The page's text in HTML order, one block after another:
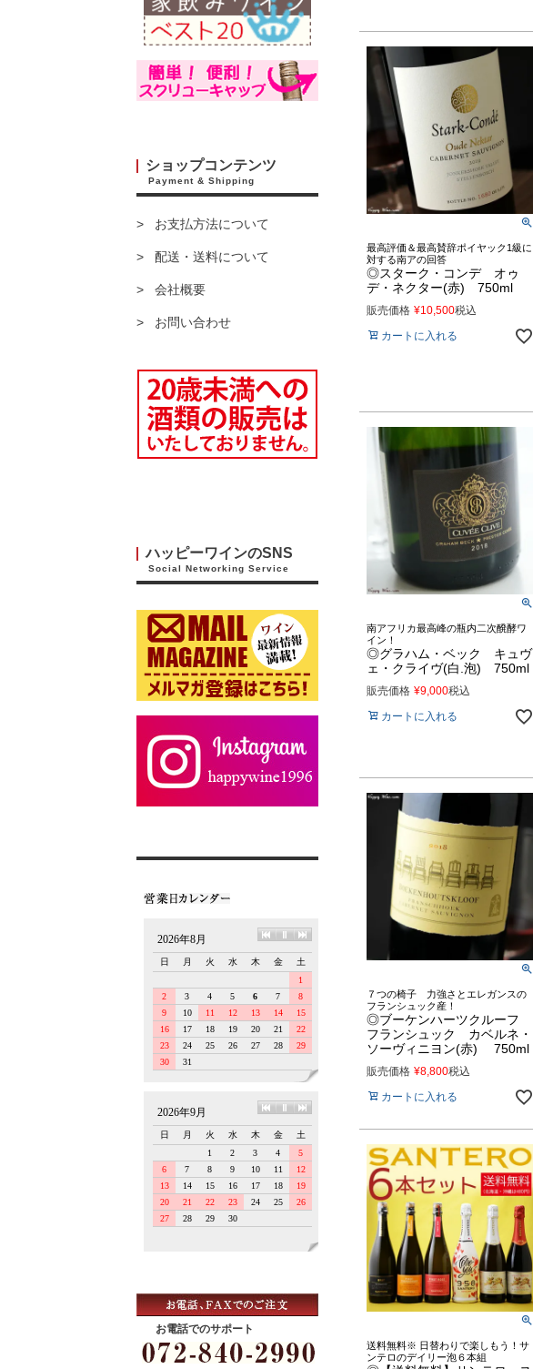
ショップコンテンツ
Payment & Shipping
お支払方法について
配送・送料について
会社概要
お問い合わせ
ハッピーワインのSNS
Social Networking Service
お電話でのサポート
最高評価＆最高賛辞ポイヤック1級に
対する南アの回答
◎スターク・コンデ オゥ
デ・ネクター(赤) 750ml
販売価格 ¥10,500税込
カートに入れる
南アフリカ最高峰の瓶内二次醗酵ワ
イン！
◎グラハム・ベック キュヴ
ェ・クライヴ(白.泡) 750ml
販売価格 ¥9,000税込
カートに入れる
７つの椅子 力強さとエレガンスの
フランシュック産！
◎ブーケンハーツクルーフ
フランシュック カベルネ・
ソーヴィニヨン(赤) 750ml
販売価格 ¥8,800税込
カートに入れる
送料無料※ 日替わりで楽しもう！サ
ンテロのデイリー泡６本組